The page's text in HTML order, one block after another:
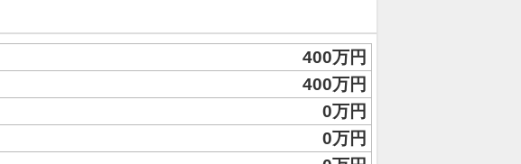
400万円
400万円
0万円
0万円